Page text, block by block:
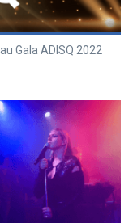
au Gala ADISQ 2022